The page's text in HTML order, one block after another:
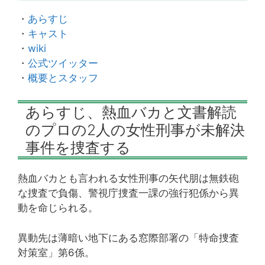
・ あらすじ
・ キャスト
・ wiki
・ 公式ツイッター
・ 概要とスタッフ
あらすじ、熱血バカと文書解読
のプロの2人の女性刑事が未解決
事件を捜査する
熱血バカとも言われる女性刑事の矢代朋は無鉄砲
な捜査で負傷、警視庁捜査一課の強行犯係から異
動を命じられる。
異動先は薄暗い地下にある窓際部署の「特命捜査
対策室」第6係。